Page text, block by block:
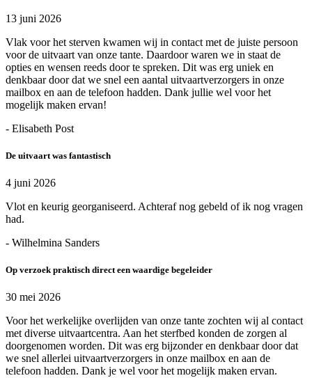
13 juni 2026
Vlak voor het sterven kwamen wij in contact met de juiste persoon
voor de uitvaart van onze tante. Daardoor waren we in staat de
opties en wensen reeds door te spreken. Dit was erg uniek en
denkbaar door dat we snel een aantal uitvaartverzorgers in onze
mailbox en aan de telefoon hadden. Dank jullie wel voor het
mogelijk maken ervan!
- Elisabeth Post
De uitvaart was fantastisch
4 juni 2026
Vlot en keurig georganiseerd. Achteraf nog gebeld of ik nog vragen
had.
- Wilhelmina Sanders
Op verzoek praktisch direct een waardige begeleider
30 mei 2026
Voor het werkelijke overlijden van onze tante zochten wij al contact
met diverse uitvaartcentra. Aan het sterfbed konden de zorgen al
doorgenomen worden. Dit was erg bijzonder en denkbaar door dat
we snel allerlei uitvaartverzorgers in onze mailbox en aan de
telefoon hadden. Dank je wel voor het mogelijk maken ervan.